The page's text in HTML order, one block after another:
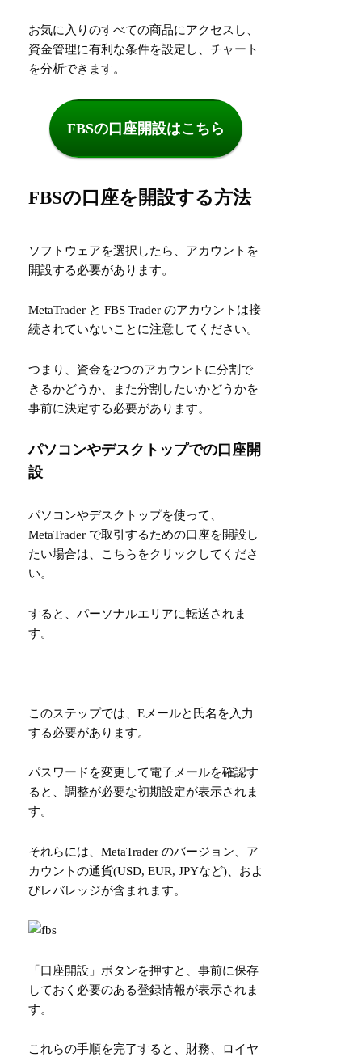
お気に入りのすべての商品にアクセスし、
資金管理に有利な条件を設定し、チャート
を分析できます。
FBSの口座開設はこちら
FBSの口座を開設する方法
ソフトウェアを選択したら、アカウントを
開設する必要があります。
MetaTrader と FBS Trader のアカウントは接
続されていないことに注意してください。
つまり、資金を2つのアカウントに分割で
きるかどうか、また分割したいかどうかを
事前に決定する必要があります。
パソコンやデスクトップでの口座開
設
パソコンやデスクトップを使って、
MetaTrader で取引するための口座を開設し
たい場合は、
こちら をクリックしてくださ
い。
すると、パーソナルエリアに転送されま
す。
このステップでは、Eメールと氏名を入力
する必要があります。
パスワードを変更して電子メールを確認す
ると、調整が必要な初期設定が表示されま
す。
それらには、MetaTrader のバージョン、ア
カウントの通貨(USD, EUR, JPYなど)、およ
びレバレッジが含まれます。
「口座開設」ボタンを押すと、事前に保存
しておく必要のある登録情報が表示されま
す。
これらの手順を完了すると、財務、ロイヤ